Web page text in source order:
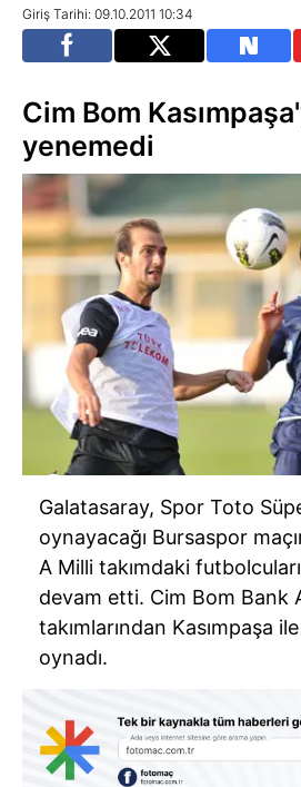
Giriş Tarihi: 09.10.2011 10:34
Cim Bom
yenemedi
Galatasaray, Spor Toto
oynayacağı Bursaspor
A Milli takımdaki
devam etti. Cim Bom Bank
takımlarından Kasımpaşa
oynadı.